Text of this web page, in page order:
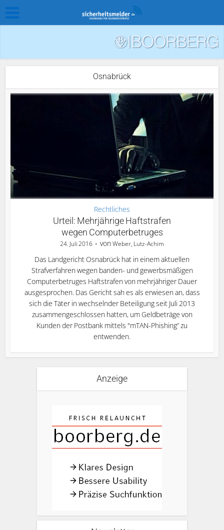
Osnabrück
Rechtliches
Urteil: Mehrjährige Haftstrafen
wegen Computerbetruges
24. Juli 2016 vonWeber, Lutz-Achim
Das Landgericht Osnabrück hat in einem aktuellen
Strafverfahren wegen banden- und gewerbsmäßigen
Computerbetruges Haftstrafen von mehrjähriger Dauer
ausgesprochen. Das Gericht sah es als erwiesen an, dass
sich die Täter in wechselnder Beteiligung seit Juli 2013
zusammengeschlossen hatten, um Geldbeträge von
Kunden der Postbank mittels "mTAN-Phishing“ zu
entwenden.
Anzeige